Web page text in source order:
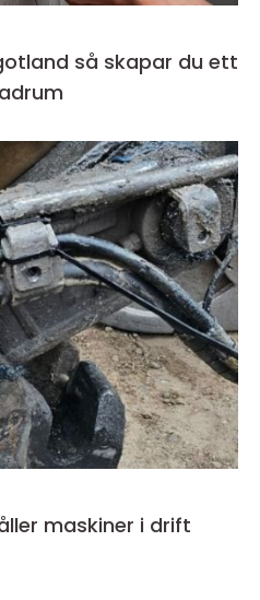
du ett
maskiner i drift